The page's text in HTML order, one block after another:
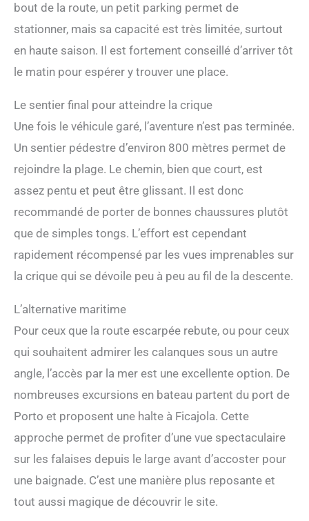
bout de la route, un petit parking permet de
stationner, mais sa capacité est très limitée, surtout
en haute saison. Il est fortement conseillé d’arriver tôt
le matin pour espérer y trouver une place.
Le sentier final pour atteindre la crique
Une fois le véhicule garé, l’aventure n’est pas terminée.
Un sentier pédestre d’environ 800 mètres permet de
rejoindre la plage. Le chemin, bien que court, est
assez pentu et peut être glissant. Il est donc
recommandé de porter de bonnes chaussures plutôt
que de simples tongs. L’effort est cependant
rapidement récompensé par les vues imprenables sur
la crique qui se dévoile peu à peu au fil de la descente.
L’alternative maritime
Pour ceux que la route escarpée rebute, ou pour ceux
qui souhaitent admirer les calanques sous un autre
angle, l’accès par la mer est une excellente option. De
nombreuses excursions en bateau partent du port de
Porto et proposent une halte à Ficajola. Cette
approche permet de profiter d’une vue spectaculaire
sur les falaises depuis le large avant d’accoster pour
une baignade. C’est une manière plus reposante et
tout aussi magique de découvrir le site.